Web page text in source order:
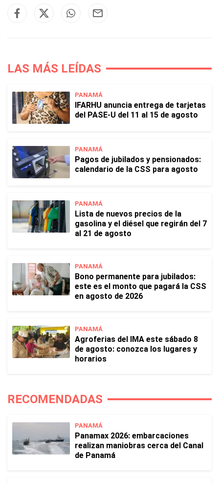
LAS MÁS LEÍDAS
PANAMÁ
IFARHU anuncia entrega de tarjetas
del PASE-U del 11 al 15 de agosto
PANAMÁ
Pagos de jubilados y pensionados:
calendario de la CSS para agosto
PANAMÁ
Lista de nuevos precios de la
gasolina y el diésel que regirán del 7
al 21 de agosto
PANAMÁ
Bono permanente para jubilados:
este es el monto que pagará la CSS
en agosto de 2026
PANAMÁ
Agroferias del IMA este sábado 8
de agosto: conozca los lugares y
horarios
RECOMENDADAS
PANAMÁ
Panamax 2026: embarcaciones
realizan maniobras cerca del Canal
de Panamá